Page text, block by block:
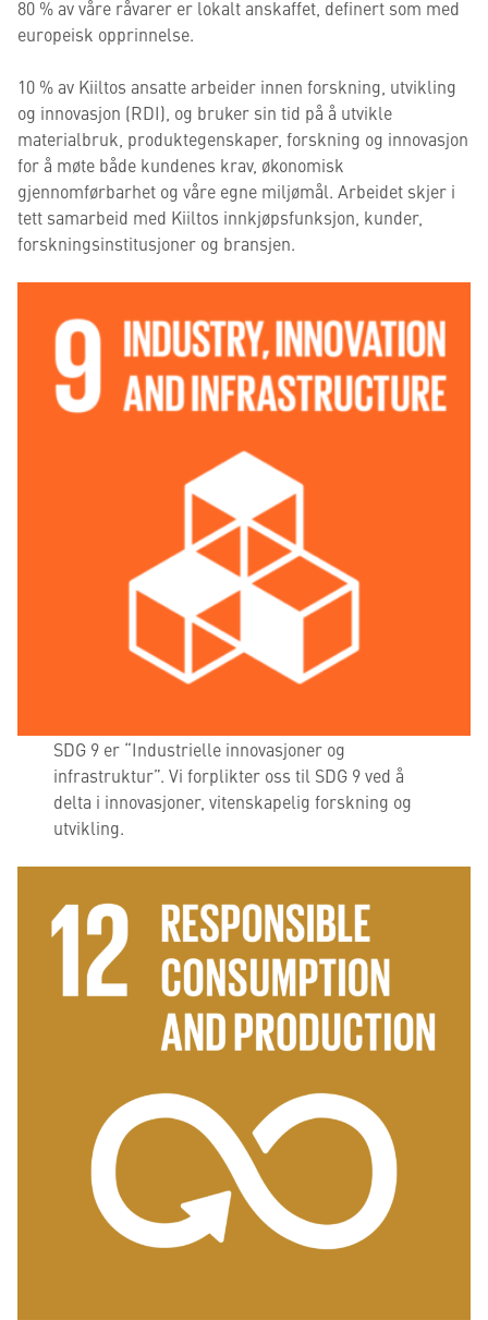
80 % av våre råvarer er lokalt anskaffet, definert som med
europeisk opprinnelse.
10 % av Kiiltos ansatte arbeider innen forskning, utvikling
og innovasjon (RDI), og bruker sin tid på å utvikle
materialbruk, produktegenskaper, forskning og innovasjon
for å møte både kundenes krav, økonomisk
gjennomførbarhet og våre egne miljømål. Arbeidet skjer i
tett samarbeid med Kiiltos innkjøpsfunksjon, kunder,
forskningsinstitusjoner og bransjen.
SDG 9 er “Industrielle innovasjoner og
infrastruktur”. Vi forplikter oss til SDG 9 ved å
delta i innovasjoner, vitenskapelig forskning og
utvikling.